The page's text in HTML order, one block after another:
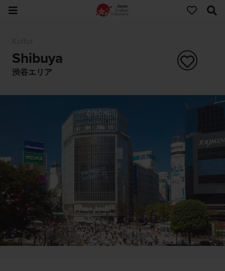
Shibuya
渋谷エリア